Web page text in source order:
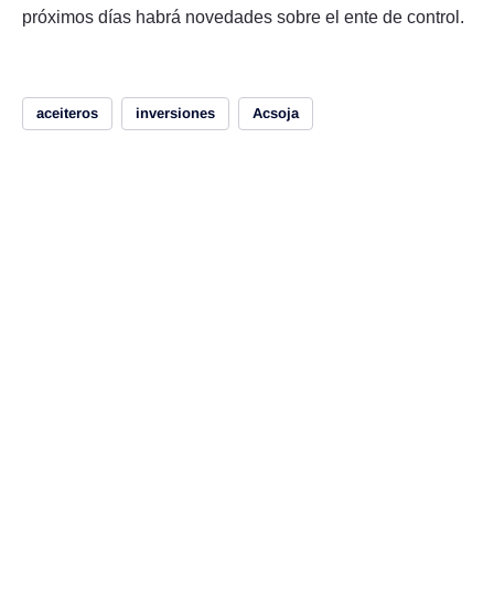
próximos días habrá novedades sobre el ente de control.
aceiteros inversiones Acsoja